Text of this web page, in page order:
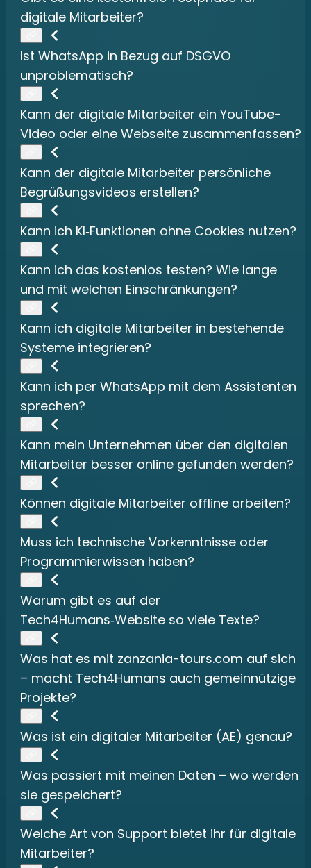
digitale Mitarbeiter?
Ist WhatsApp in Bezug auf DSGVO
unproblematisch?
Kann der digitale Mitarbeiter ein YouTube-
Video oder eine Webseite zusammenfassen?
Kann der digitale Mitarbeiter persönliche
Begrüßungsvideos erstellen?
Kann ich KI‑Funktionen ohne Cookies nutzen?
Kann ich das kostenlos testen? Wie lange
und mit welchen Einschränkungen?
Kann ich digitale Mitarbeiter in bestehende
Systeme integrieren?
Kann ich per WhatsApp mit dem Assistenten
sprechen?
Kann mein Unternehmen über den digitalen
Mitarbeiter besser online gefunden werden?
Können digitale Mitarbeiter offline arbeiten?
Muss ich technische Vorkenntnisse oder
Programmierwissen haben?
Warum gibt es auf der
Tech4Humans‑Website so viele Texte?
Was hat es mit zanzania-tours.com auf sich
– macht Tech4Humans auch gemeinnützige
Projekte?
Was ist ein digitaler Mitarbeiter (AE) genau?
Was passiert mit meinen Daten – wo werden
sie gespeichert?
Welche Art von Support bietet ihr für digitale
Mitarbeiter?